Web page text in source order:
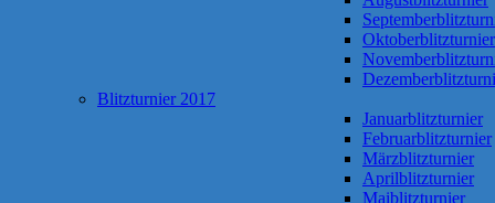
Oktoberblitzturnier
Blitzturnier 2017
Januarblitzturnier
Februarblitzturnier
Märzblitzturnier
Aprilblitzturnier
Maiblitzturnier